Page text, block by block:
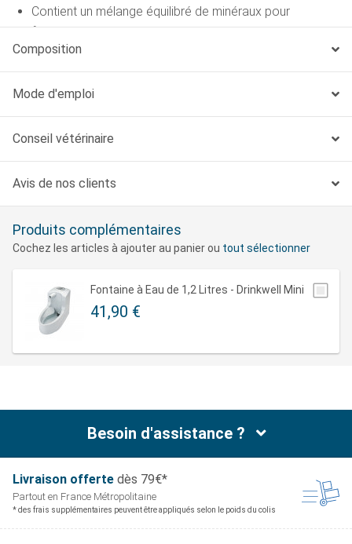
Contient un mélange équilibré de minéraux pour
favoriser la santé du cœur et des os chez les chiens
âgés.
Composition
Mode d'emploi
Conseil vétérinaire
Avis de nos clients
Produits complémentaires
Cochez les articles à ajouter au panier ou tout sélectionner
Fontaine à Eau de 1,2 Litres - Drinkwell Mini
41,90 €
Besoin d'assistance ?
Livraison offerte dès 79€*
Partout en France Métropolitaine
* des frais supplémentaires peuvent être appliqués selon le poids du colis